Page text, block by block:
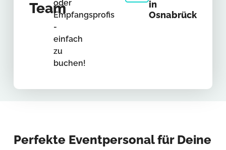
Team
oder
Empfangsprofis
-
einfach
zu
buchen!
in
Osnabrück
Perfekte Eventpersonal für Deine